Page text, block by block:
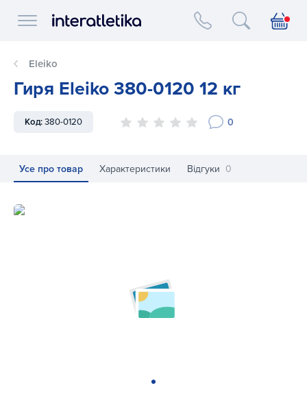
Interatletika logo
Eleiko
Гиря Eleiko 380-0120 12 кг
Код:380-0120 0
Усе про товар Характеристики Відгуки 0
Гиря Eleiko 380-0120 12 кг